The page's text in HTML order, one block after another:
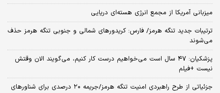
میزبانی آمریکا از مجمع انرژی هسته‌ای دریایی
ترتیبات جدید تنگه هرمز/ فارس: کریدورهای شمالی و جنوبی تنگه هرمز حذف
می‌شوند
پزشکیان: ۴۷ سال است می‌خواهیم درست کار کنیم، می‌گویند الان وقتش
نیست +فیلم
جزئیاتی از طرح راهبردی امنیت تنگه هرمز/جریمه ۲۰ درصدی برای شناورهای